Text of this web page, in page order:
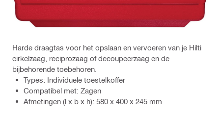
Harde draagtas voor het opslaan en vervoeren van je Hilti
cirkelzaag, reciprozaag of decoupeerzaag en de
bijbehorende toebehoren.
Types: Individuele toestelkoffer
Compatibel met: Zagen
Afmetingen (l x b x h): 580 x 400 x 245 mm